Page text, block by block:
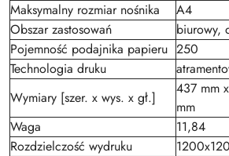
Maksymalny rozmiar nośnika
A4
Obszar zastosowań
biurowy,
Pojemność podajnika papieru 250
Technologia druku
Wymiary [szer. x wys. x gł.]
437 mm
mm
Waga
11,84
Rozdzielczość wydruku